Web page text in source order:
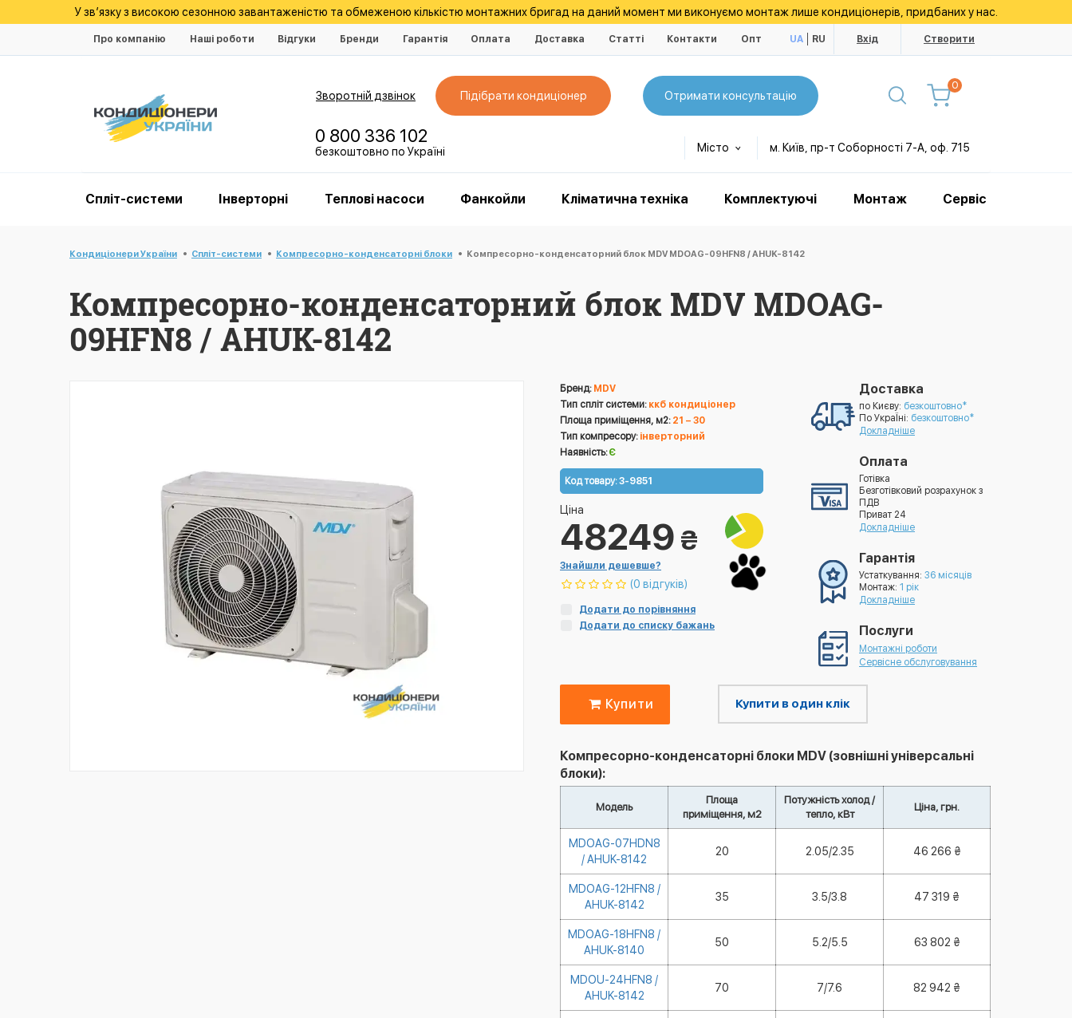
У зв’язку з високою сезонною завантаженістю та обмеженою кількістю монтажних бригад на даний момент ми виконуємо монтаж лише кондиціонерів, придбаних у нас.
Про компанію Наші роботи Відгуки Бренди Гарантія Оплата Доставка Статті Контакти Опт UA RU Вхід Створити
Зворотній дзвінок Підібрати кондиціонер Отримати консультацію
0
0 800 336 102
безкоштовно по Україні Місто м. Київ, пр-т Соборності 7-А, оф. 715
Спліт-системи Інверторні Теплові насоси Фанкойли Кліматична техніка Комплектуючі Монтаж Сервіс
Кондиціонери України Спліт-системи Компресорно-конденсаторні блоки Компресорно-конденсаторний блок MDV MDOAG-09HFN8 / AHUK-8142
Компресорно-конденсаторний блок MDV MDOAG-
09HFN8 / AHUK-8142
Бренд: MDV
Тип спліт системи: ккб кондиціонер
Площа приміщення, м2: 21 – 30
Тип компресору: інверторний
Наявність:Є
Код товару:3-9851
Ціна
48249 ₴
Знайшли дешевше?
(0 відгуків)
Додати до порівняння
Додати до списку бажань
Доставка
по Києву: безкоштовно*
По УкраЇні: безкоштовно*
Докладніше
Оплата
Готівка
Безготівковий розрахунок з
ПДВ
Приват 24
Докладніше
Гарантія
Устаткування: 36 місяців
Монтаж: 1 рік
Докладніше
Послуги
Монтажні роботи
Сервісне обслуговування
Купити Купити в один клік
Компресорно-конденсаторні блоки MDV (зовнішні універсальні
блоки):
Модель
Площа
приміщення, м2
Потужність холод /
тепло, кВт
Ціна, грн.
MDOAG-07HDN8
/ AHUK-8142
20 2.05/2.35 46 266 ₴
MDOAG-12HFN8 /
AHUK-8142
35 3.5/3.8 47 319 ₴
MDOAG-18HFN8 /
AHUK-8140
50 5.2/5.5 63 802 ₴
MDOU-24HFN8 /
AHUK-8142
70 7/7.6 82 942 ₴